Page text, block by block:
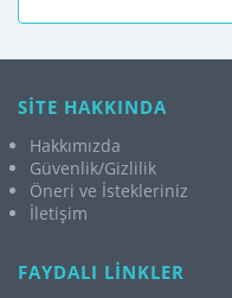
SİTE HAKKINDA
Hakkımızda
Güvenlik/Gizlilik
Öneri ve İstekleriniz
İletişim
FAYDALI LİNKLER